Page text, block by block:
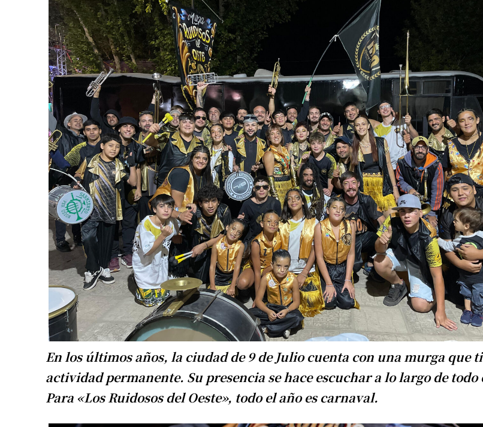
En los últimos años, la ciudad de 9 de Julio cuenta con una murga que
actividad permanente. Su presencia se hace escuchar a lo largo de todo
Para «Los Ruidosos del Oeste», todo el año es carnaval.